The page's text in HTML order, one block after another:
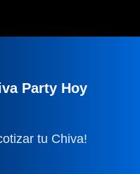
Party Hoy
tu Chiva!